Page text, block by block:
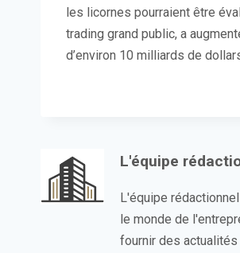
les licornes pourraient être
trading grand public, a
d’environ 10 milliards de
L'équipe
L'équipe
le monde de
fournir des